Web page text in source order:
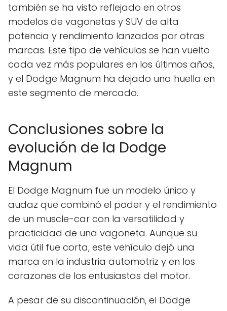
también se ha visto reflejado en otros
modelos de vagonetas y SUV de alta
potencia y rendimiento lanzados por otras
marcas. Este tipo de vehículos se han vuelto
cada vez más populares en los últimos años,
y el Dodge Magnum ha dejado una huella en
este segmento de mercado.
Conclusiones sobre la
evolución de la Dodge
Magnum
El Dodge Magnum fue un modelo único y
audaz que combinó el poder y el rendimiento
de un muscle-car con la versatilidad y
practicidad de una vagoneta. Aunque su
vida útil fue corta, este vehículo dejó una
marca en la industria automotriz y en los
corazones de los entusiastas del motor.
A pesar de su discontinuación, el Dodge